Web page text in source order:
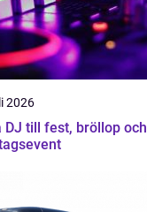
2026
DJ till fest, bröllop och